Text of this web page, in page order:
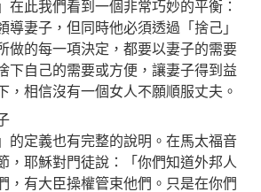
在此我們看到一個非常巧妙的平衡：
導妻子，但同時他必須透過「捨己」
做的每一項決定，都要以妻子的需要
下自己的需要或方便，讓妻子得到益
，相信沒有一個女人不願順服丈夫。
定義也有完整的說明。在馬太福音
，耶穌對門徒說：「你們知道外邦人
，有大臣操權管束他們。只是在你們